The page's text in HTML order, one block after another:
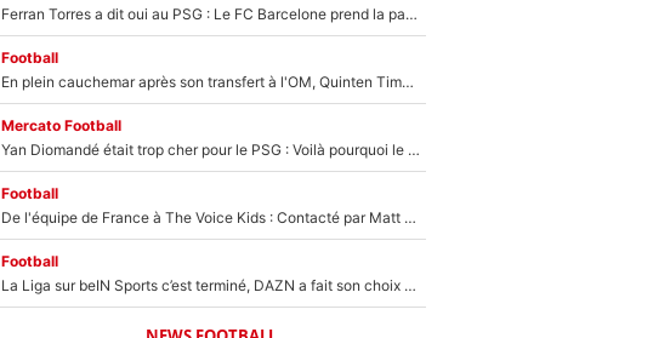
Ferran Torres a dit oui au PSG : Le FC Barcelone prend la parole alors qu'un transfert de l'attaquant espagnol prend forme
Football
En plein cauchemar après son transfert à l'OM, Quinten Timber raconte ses doutes après sa signature à Marseille
Mercato Football
Yan Diomandé était trop cher pour le PSG : Voilà pourquoi le Real Madrid a accepté de payer la somme record de 140M€ pour boucler son transfert !
Football
De l'équipe de France à The Voice Kids : Contacté par Matt Pokora, Kylian Mbappé a accepté de jouer un rôle inédit sur TF1 !
Football
La Liga sur beIN Sports c’est terminé, DAZN a fait son choix pour Benjamin Da Silva et Omar Da Fonseca !